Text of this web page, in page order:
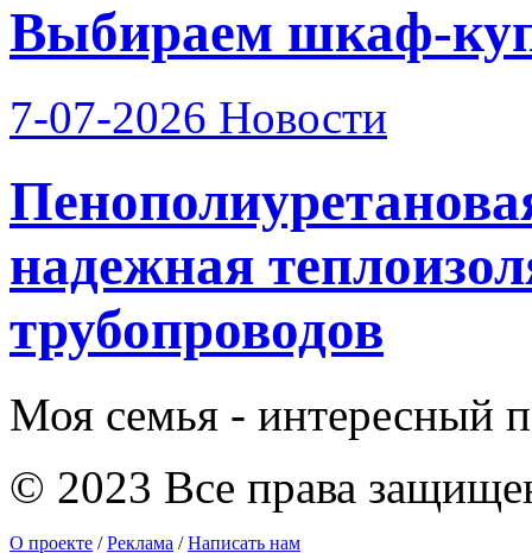
Выбираем шкаф-
7-07-2026 Новости
надежная
трубопроводов
Моя семья - интересный
© 2023 Все права
О проекте / Реклама / Написать нам